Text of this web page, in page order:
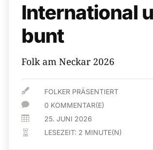
International
bunt
Folk am Neckar 2026
 FOLKER PRÄSENTIERT
 0 KOMMENTAR(E)
 25. JUNI 2026
 LESEZEIT: 2 MINUTE(N)